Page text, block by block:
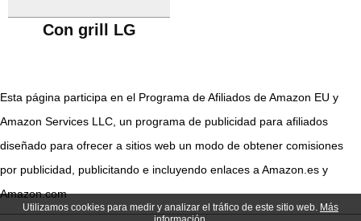
Con grill LG
Esta página participa en el Programa de Afiliados de Amazon EU y
Amazon Services LLC, un programa de publicidad para afiliados
diseñado para ofrecer a sitios web un modo de obtener comisiones
por publicidad, publicitando e incluyendo enlaces a Amazon.es y
Amazon.com
Utilizamos cookies para medir y analizar el tráfico de este sitio web. Más